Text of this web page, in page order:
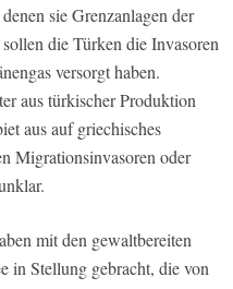
sie Grenzanlagen der
die Türken die Invasoren
versorgt haben.
aus türkischer Produktion
aus auf griechisches
Migrationsinvasoren oder
mit den gewaltbereiten
in Stellung gebracht, die von